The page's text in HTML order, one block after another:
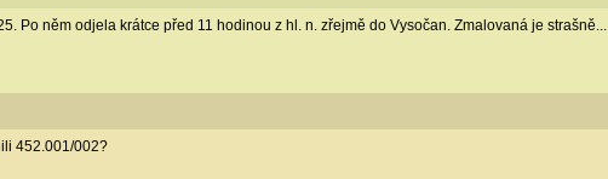
Po něm odjela krátce před 11 hodinou z hl. n. zřejmě do Vysočan. Zmalovaná je strašně...
452.001/002?